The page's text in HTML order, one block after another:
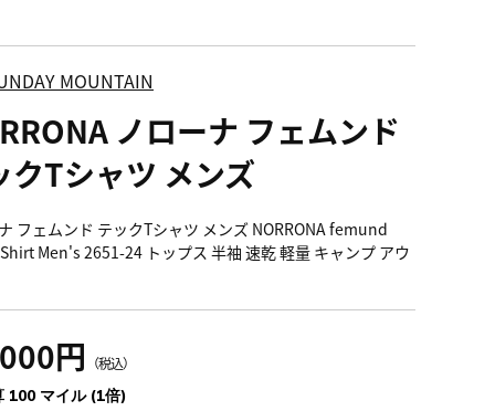
MOUNTAIN
ノローナ フェムンド
クTシャツ メンズ
フェムンド テックTシャツ メンズ NORRONA femund
Men's 2651-24 トップス 半袖 速乾 軽量 キャンプ アウ
円 （税込）
100 マイル (1倍)